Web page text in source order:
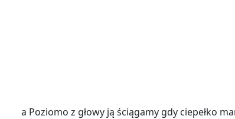
a Poziomo z głowy ją ściągamy gdy ciepełko